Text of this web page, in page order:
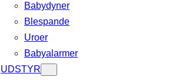
Babydyner
Blespande
Uroer
Babyalarmer
UDSTYR